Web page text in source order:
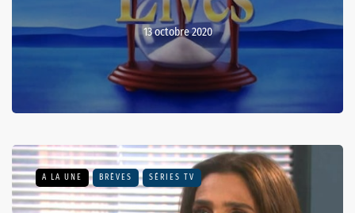
13 octobre 2020
A LA UNE BRÈVES SÉRIES TV